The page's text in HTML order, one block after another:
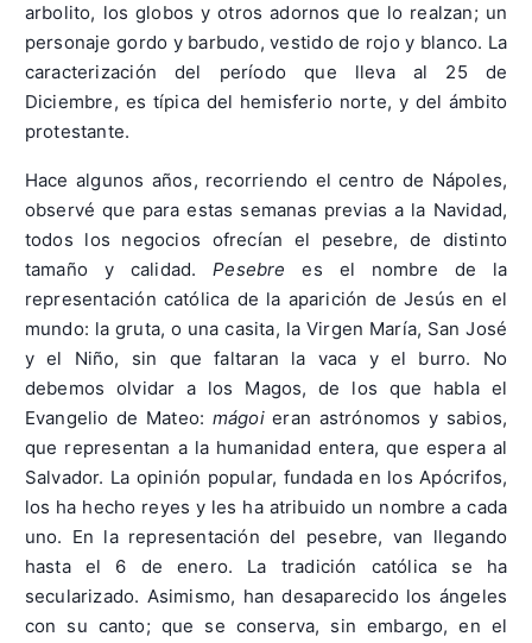
arbolito, los globos y otros adornos que lo realzan; un
personaje gordo y barbudo, vestido de rojo y blanco. La
caracterización del período que lleva al 25 de
Diciembre, es típica del hemisferio norte, y del ámbito
protestante.
Hace algunos años, recorriendo el centro de Nápoles,
observé que para estas semanas previas a la Navidad,
todos los negocios ofrecían el pesebre, de distinto
tamaño y calidad.Pesebre es el nombre de la
representación católica de la aparición de Jesús en el
mundo: la gruta, o una casita, la Virgen María, San José
y el Niño, sin que faltaran la vaca y el burro. No
debemos olvidar a los Magos, de los que habla el
Evangelio de Mateo: mágoieran astrónomos y sabios,
que representan a la humanidad entera, que espera al
Salvador. La opinión popular, fundada en los Apócrifos,
los ha hecho reyes y les ha atribuido un nombre a cada
uno. En la representación del pesebre, van llegando
hasta el 6 de enero. La tradición católica se ha
secularizado. Asimismo, han desaparecido los ángeles
con su canto; que se conserva, sin embargo, en el